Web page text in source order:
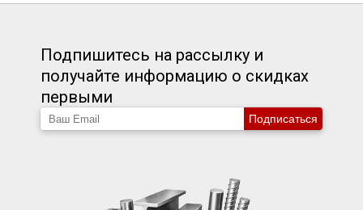
Подпишитесь на рассылку и
получайте информацию о скидках
первыми
Подписаться